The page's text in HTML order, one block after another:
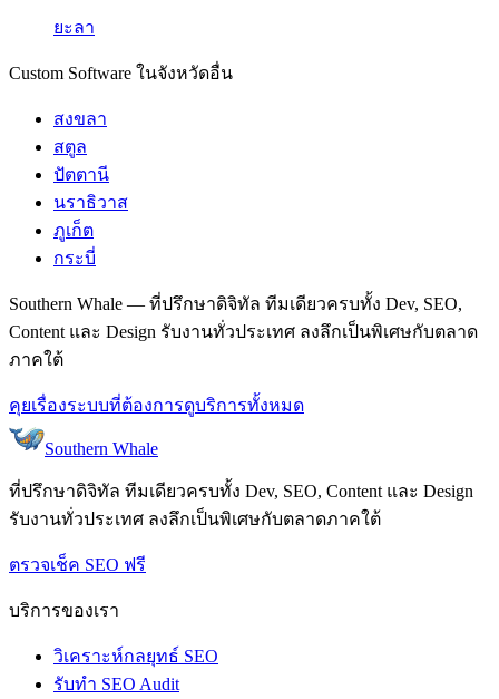
ยะลา
Custom Software ในจังหวัดอื่น
สงขลา
สตูล
ปัตตานี
นราธิวาส
ภูเก็ต
กระบี่
Southern Whale — ที่ปรึกษาดิจิทัล ทีมเดียวครบทั้ง Dev, SEO,
Content และ Design รับงานทั่วประเทศ ลงลึกเป็นพิเศษกับตลาด
ภาคใต้
คุยเรื่องระบบที่ต้องการดูบริการทั้งหมด
Southern Whale
ที่ปรึกษาดิจิทัล ทีมเดียวครบทั้ง Dev, SEO, Content และ Design
รับงานทั่วประเทศ ลงลึกเป็นพิเศษกับตลาดภาคใต้
ตรวจเช็ค SEO ฟรี
บริการของเรา
วิเคราะห์กลยุทธ์ SEO
รับทำ SEO Audit